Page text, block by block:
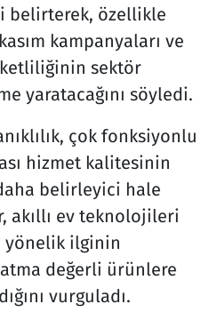
belirterek, özellikle
kampanyaları ve
sektör
yaratacağını söyledi.
çok fonksiyonlu
hizmet kalitesinin
belirleyici hale
akıllı ev teknolojileri
yönelik ilginin
değerli ürünlere
vurguladı.